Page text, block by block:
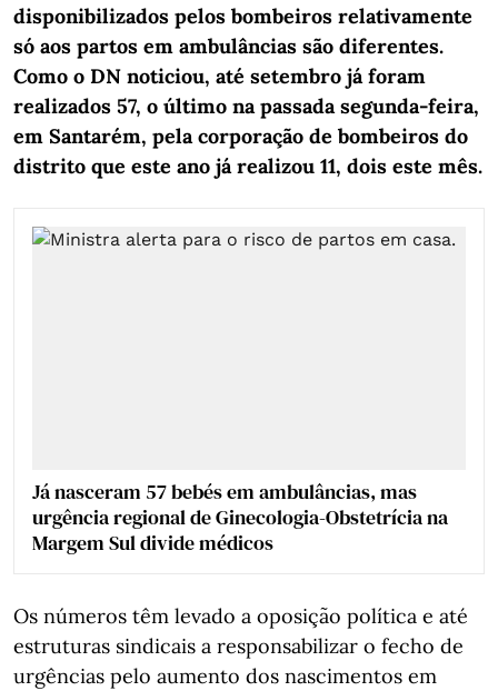
disponibilizados pelos bombeiros relativamente
só aos partos em ambulâncias são diferentes.
Como o DN noticiou, até setembro já foram
realizados 57, o último na passada segunda-feira,
em Santarém, pela corporação de bombeiros do
distrito que este ano já realizou 11, dois este mês.
Já nasceram 57 bebés em ambulâncias, mas
urgência regional de Ginecologia-Obstetrícia na
Margem Sul divide médicos
Os números têm levado a oposição política e até
estruturas sindicais a responsabilizar o fecho de
urgências pelo aumento dos nascimentos em